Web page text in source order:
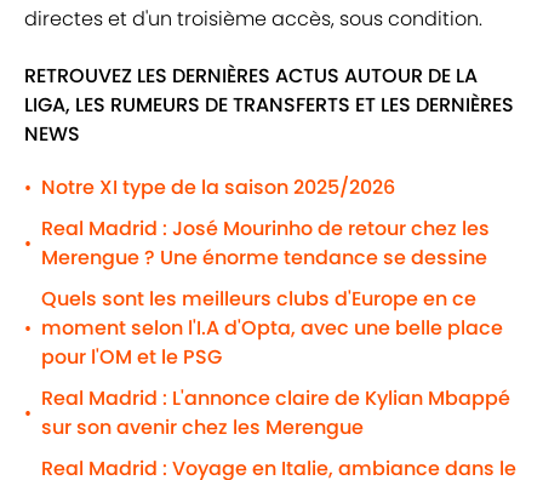
directes et d'un troisième accès, sous condition.
RETROUVEZ LES DERNIÈRES ACTUS AUTOUR DE LA
LIGA, LES RUMEURS DE TRANSFERTS ET LES DERNIÈRES
NEWS
• Notre XI type de la saison 2025/2026
•
Real Madrid : José Mourinho de retour chez les
Merengue ? Une énorme tendance se dessine
•
Quels sont les meilleurs clubs d'Europe en ce
moment selon l'I.A d'Opta, avec une belle place
pour l'OM et le PSG
•
Real Madrid : L'annonce claire de Kylian Mbappé
sur son avenir chez les Merengue
Real Madrid : Voyage en Italie, ambiance dans le